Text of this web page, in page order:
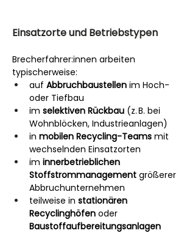
Einsatzorte und Betriebstypen
Brecherfahrer:innen arbeiten
typischerweise:
auf Abbruchbaustellen im Hoch-
oder Tiefbau
im selektiven Rückbau (z. B. bei
Wohnblöcken, Industrieanlagen)
in mobilen Recycling-Teams mit
wechselnden Einsatzorten
im innerbetrieblichen
Stoffstrommanagement größerer
Abbruchunternehmen
teilweise in stationären
Recyclinghöfen oder
Baustoffaufbereitungsanlagen